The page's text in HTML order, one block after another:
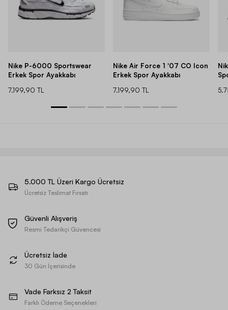
Nike P-6000 Sportswear
Erkek Spor Ayakkabı
7.199,90 TL
Nike Air Force 1 '07 CO Icon
Erkek Spor Ayakkabı
7.199,90 TL
5.000 TL Üzeri Kargo Ücretsiz
Ücretsiz Teslimat Fırsatı
Güvenli Alışveriş
Resmi Tedarikçi Güvencesi
Ücretsiz İade
30 Gün İçerisinde
Vade Farksız 2 Taksit
Farklı Ödeme Seçenekleri